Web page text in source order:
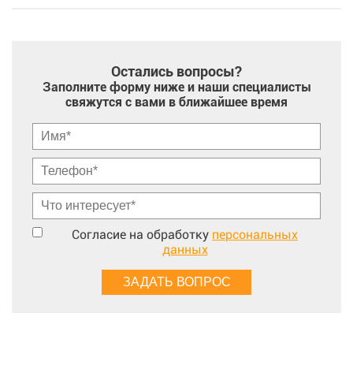
Остались вопросы?
Заполните форму ниже и наши специалисты
свяжутся с вами в ближайшее время
Согласие на обработку персональных
данных